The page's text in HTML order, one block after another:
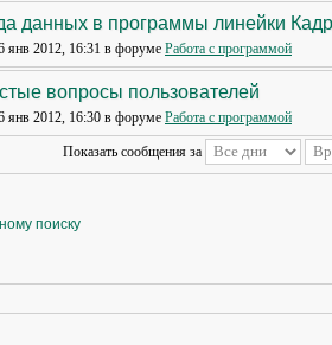
данных в программы линейки
янв 2012, 16:31 в форуме Работа с программой
вопросы пользователей
янв 2012, 16:30 в форуме Работа с программой
Показать сообщения за
поиску